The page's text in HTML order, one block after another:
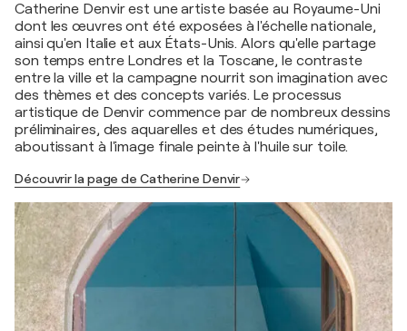
Catherine Denvir est une artiste basée au Royaume-Uni
dont les œuvres ont été exposées à l'échelle nationale,
ainsi qu'en Italie et aux États-Unis. Alors qu'elle partage
son temps entre Londres et la Toscane, le contraste
entre la ville et la campagne nourrit son imagination avec
des thèmes et des concepts variés. Le processus
artistique de Denvir commence par de nombreux dessins
préliminaires, des aquarelles et des études numériques,
aboutissant à l'image finale peinte à l'huile sur toile.
Découvrir la page de Catherine Denvir